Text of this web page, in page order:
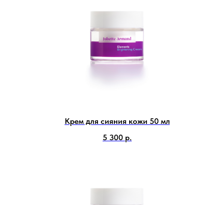
Крем для сияния кожи 50 мл
5 300 р.